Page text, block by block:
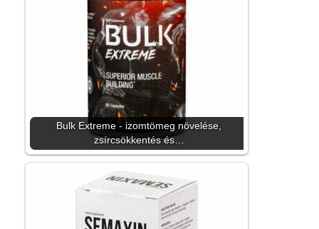
Bulk Extreme - izomtömeg növelése,
zsírcsökkentés és…